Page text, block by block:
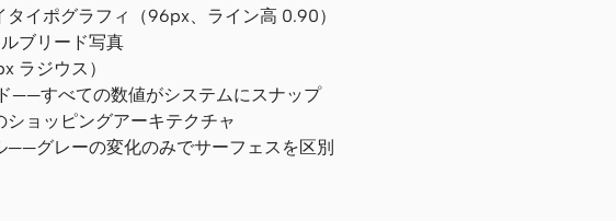
イポグラフィ（96px、ライン高 0.90）
ブリード写真
ラジウス）
——すべての数値がシステムにスナップ
ョッピングアーキテクチャ
——グレーの変化のみでサーフェスを区別